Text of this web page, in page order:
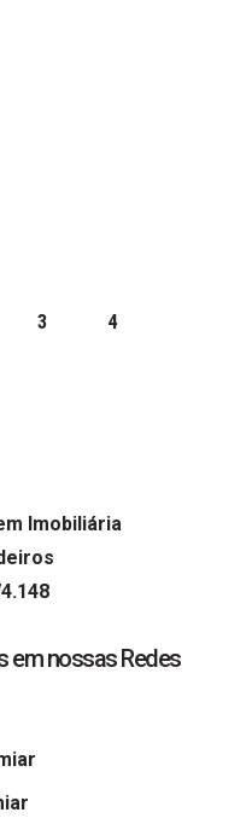
3 4
Imobiliária
em nossas Redes